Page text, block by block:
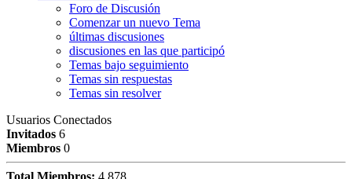
Foro de Discusión
Comenzar un nuevo Tema
últimas discusiones
discusiones en las que participó
Temas bajo seguimiento
Temas sin respuestas
Temas sin resolver
Usuarios Conectados
Invitados 6
Miembros 0
Total Miembros: 4,878